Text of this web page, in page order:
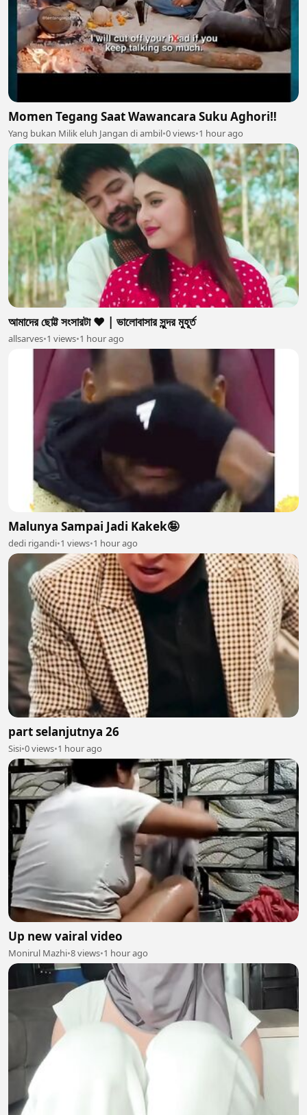
Momen Tegang Saat Wawancara Suku Aghori‼️
Yang bukan Milik eluh Jangan di ambil•0 views•1 hour ago
আমাদের ছোট্ট সংসারটা ❤️ | ভালোবাসার সুন্দর মুহূর্ত
allsarves•1 views•1 hour ago
Malunya Sampai Jadi Kakek🤪
dedi rigandi•1 views•1 hour ago
part selanjutnya 26
Sisi•0 views•1 hour ago
Up new vairal video
Monirul Mazhi•8 views•1 hour ago